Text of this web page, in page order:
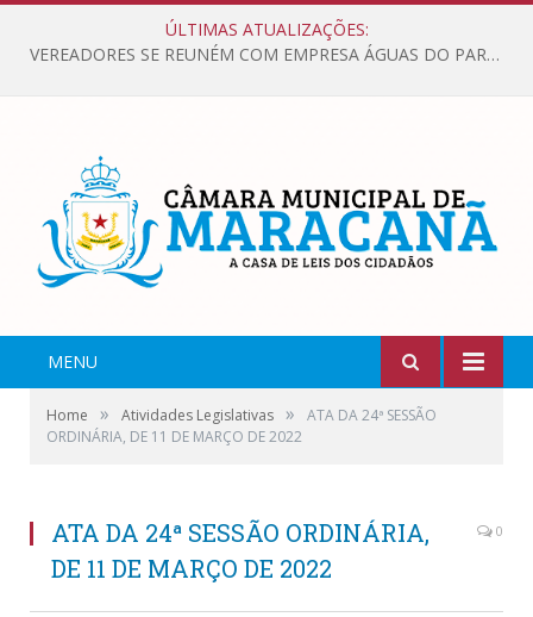
ÚLTIMAS ATUALIZAÇÕES:
VEREADORES SE REUNÉM COM EMPRESA ÁGUAS DO PARÁ, PARA APRESENTAR REIVINDICAÇÕES E MELHORIAS NA QUALIDADE DOS SERVIÇOS OFERECIDOS Á POPULAÇÃO.
MENU
Home » Atividades Legislativas »
ATA DA 24ª SESSÃO
ORDINÁRIA, DE 11 DE MARÇO DE 2022
ATA DA 24ª SESSÃO ORDINÁRIA,
DE 11 DE MARÇO DE 2022
0